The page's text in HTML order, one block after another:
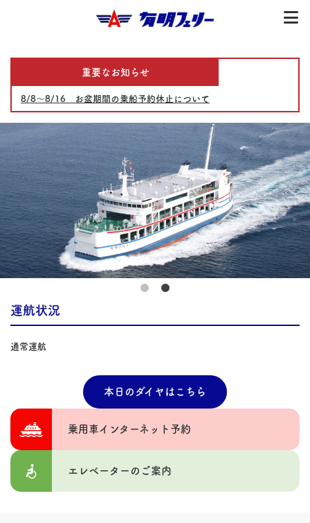
重要なお知らせ
8/8～8/16 お盆期間の乗船予約休止について
運航状況
通常運航
本日のダイヤはこちら
乗用車インターネット予約
エレベーターのご案内